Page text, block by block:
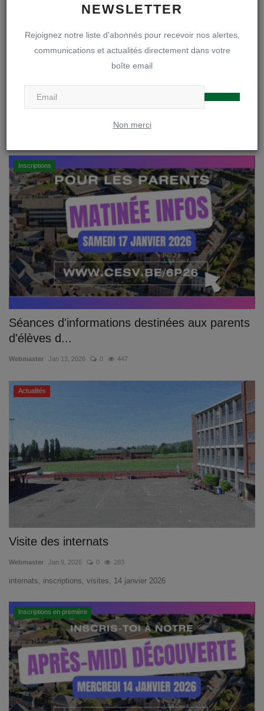
NEWSLETTER
Rejoignez notre liste d'abonnés pour recevoir nos alertes,
communications et actualités directement dans votre
boîte email
Non merci
Journées spéciales inscriptions en S1
Inscriptions
Séances d'informations destinées aux parents
d'élèves d...
Webmaster Jan 13, 2026 0 447
Actualités
Visite des internats
Webmaster Jan 9, 2026 0 283
internats, inscriptions, visites, 14 janvier 2026
Inscriptions en première